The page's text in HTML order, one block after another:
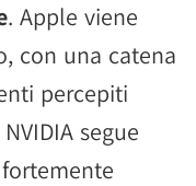
. Apple viene
con una catena
percepiti
segue